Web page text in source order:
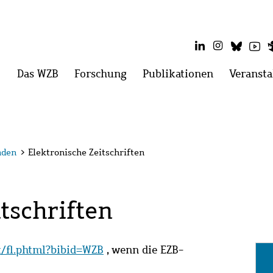
LinkedInInstagram
Hauptmenü
Das WZB Menü
Forschung Menü
Publikationen Menü
> Elektronische Zeitschriften
, wenn die EZB-